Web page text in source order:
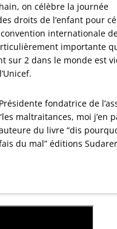
on célèbre la journée
droits de l’enfant pour
internationale
importante
sur 2 dans le monde est
Présidente fondatrice de
maltraitances, moi j’en
du livre “dis
du mal” éditions